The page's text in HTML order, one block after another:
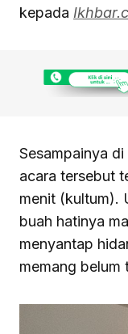
kepada
Sesampainya
acara tersebut
menit (kultum).
buah hatinya
menyantap
memang belum